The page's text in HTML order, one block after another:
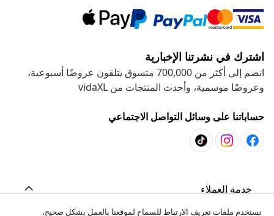
اشترك في نشرتنا الإخبارية
انضم إلى أكثر من 700,000 متسوق يتلقون عروضًا أسبوعية،
وعروضًا موسمية، وأحدث المنتجات من vidaXL
حساباتنا على وسائل التواصل الاجتماعي
خدمة العملاء
نستخدم ملفات تعريف الارتباط للسماح لموقعنا بالعمل بشكل صحيح،